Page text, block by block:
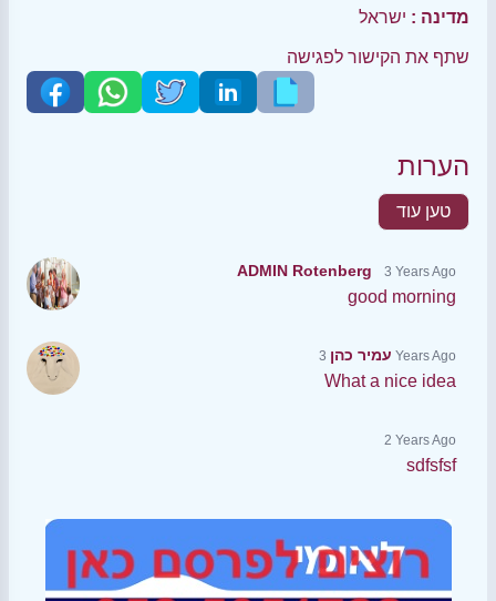
מדינה : ישראל
שתף את הקישור לפגישה
הערות
טען עוד
ADMIN Rotenberg 3 Years Ago
good morning
עמיר כהן 3 Years Ago
What a nice idea
2 Years Ago
sdfsfsf